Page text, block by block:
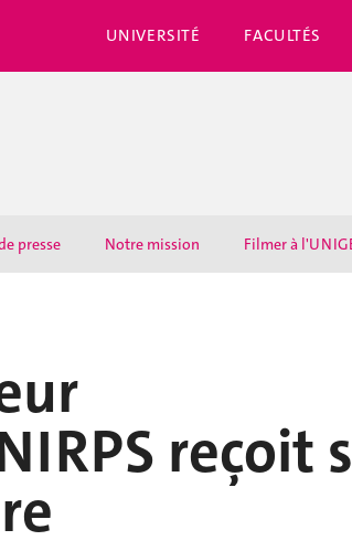
UNIVERSITÉ FACULTÉS
presse Notre mission Filmer à
reçoit